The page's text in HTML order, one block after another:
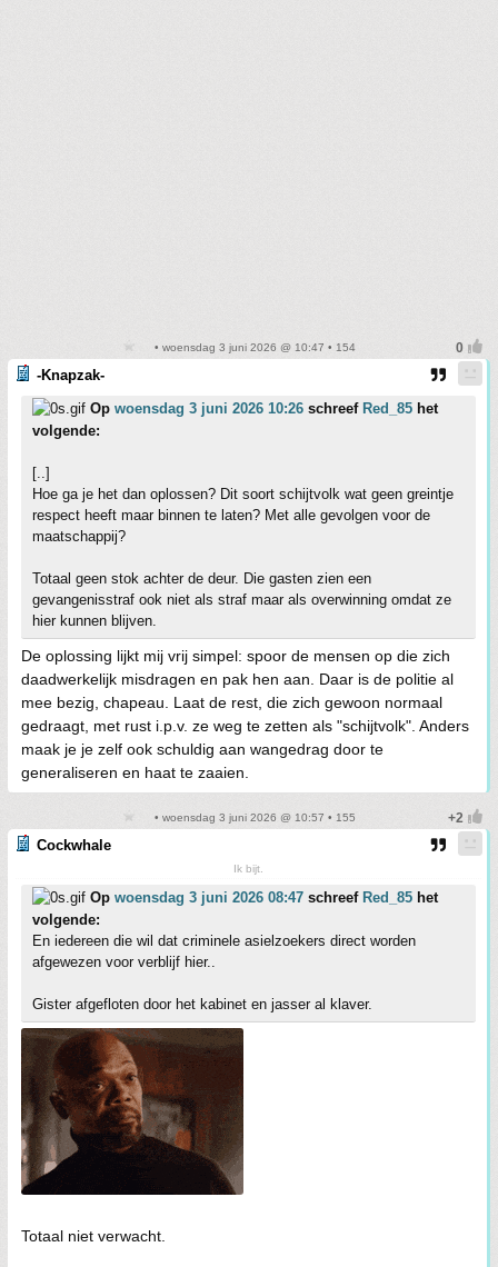
• woensdag 3 juni 2026 @ 10:47 • 154
-Knapzak-
Op woensdag 3 juni 2026 10:26 schreef Red_85 het
volgende:
[..]
Hoe ga je het dan oplossen? Dit soort schijtvolk wat geen greintje
respect heeft maar binnen te laten? Met alle gevolgen voor de
maatschappij?
Totaal geen stok achter de deur. Die gasten zien een
gevangenisstraf ook niet als straf maar als overwinning omdat ze
hier kunnen blijven.
De oplossing lijkt mij vrij simpel: spoor de mensen op die zich
daadwerkelijk misdragen en pak hen aan. Daar is de politie al
mee bezig, chapeau. Laat de rest, die zich gewoon normaal
gedraagt, met rust i.p.v. ze weg te zetten als "schijtvolk". Anders
maak je je zelf ook schuldig aan wangedrag door te
generaliseren en haat te zaaien.
• woensdag 3 juni 2026 @ 10:57 • 155
Cockwhale
Ik bijt.
Op woensdag 3 juni 2026 08:47 schreef Red_85 het
volgende:
En iedereen die wil dat criminele asielzoekers direct worden
afgewezen voor verblijf hier..
Gister afgefloten door het kabinet en jasser al klaver.
Totaal niet verwacht.